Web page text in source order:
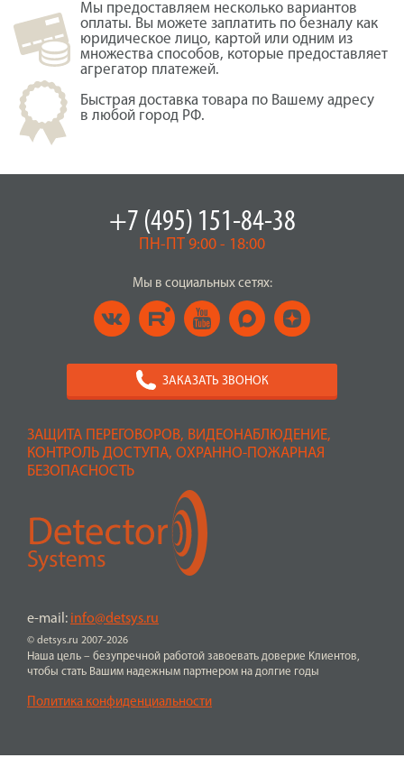
Мы предоставляем несколько вариантов
оплаты. Вы можете заплатить по безналу как
юридическое лицо, картой или одним из
множества способов, которые предоставляет
агрегатор платежей.
Быстрая доставка товара по Вашему адресу
в любой город РФ.
ЗАЩИТА ПЕРЕГОВОРОВ, ВИДЕОНАБЛЮДЕНИЕ,
КОНТРОЛЬ ДОСТУПА, ОХРАННО-ПОЖАРНАЯ
БЕЗОПАСНОСТЬ
© detsys.ru 2007-2026
e-mail: info@detsys.ru
Наша цель – безупречной работой завоевать доверие Клиентов,
чтобы стать Вашим надежным партнером на долгие годы
Политика конфиденциальности
+7 (495) 151-84-38
ПН-ПТ 9:00 - 18:00
Мы в социальных сетях:
ЗАКАЗАТЬ ЗВОНОК